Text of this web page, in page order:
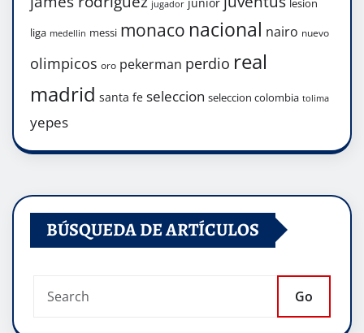
jugador
lesion
liga medellin messi monaco nacional nairo nuevo
olimpicos oro pekerman perdio real
madrid santa fe seleccion seleccion colombia tolima
yepes
BÚSQUEDA DE ARTÍCULOS
Go